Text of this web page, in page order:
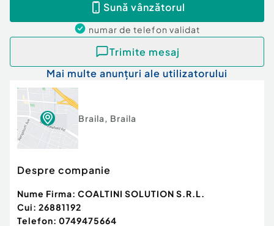
Sună vânzătorul
numar de telefon validat
Trimite mesaj
Mai multe anunțuri ale utilizatorului
Braila, Braila
Despre companie
Nume Firma: COALTINI SOLUTION S.R.L.
Cui: 26881192
Telefon: 0749475664